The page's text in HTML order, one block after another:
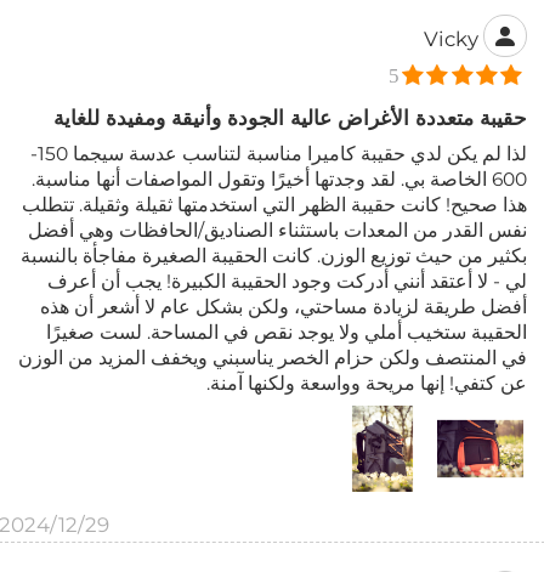
Vicky
5
حقيبة متعددة الأغراض عالية الجودة وأنيقة ومفيدة للغاية
لذا لم يكن لدي حقيبة كاميرا مناسبة لتناسب عدسة سيجما 150-
600 الخاصة بي. لقد وجدتها أخيرًا وتقول المواصفات أنها مناسبة.
هذا صحيح! كانت حقيبة الظهر التي استخدمتها ثقيلة وثقيلة. تتطلب
نفس القدر من المعدات باستثناء الصناديق/الحافظات وهي أفضل
بكثير من حيث توزيع الوزن. كانت الحقيبة الصغيرة مفاجأة بالنسبة
لي - لا أعتقد أنني أدركت وجود الحقيبة الكبيرة! يجب أن أعرف
أفضل طريقة لزيادة مساحتي، ولكن بشكل عام لا أشعر أن هذه
الحقيبة ستخيب أملي ولا يوجد نقص في المساحة. لست صغيرًا
في المنتصف ولكن حزام الخصر يناسبني ويخفف المزيد من الوزن
عن كتفي! إنها مريحة وواسعة ولكنها آمنة.
2024/12/29